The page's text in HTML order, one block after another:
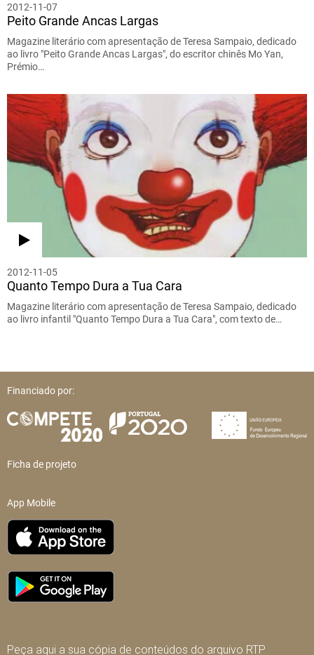
2012-11-07
Peito Grande Ancas Largas
Magazine literário com apresentação de Teresa Sampaio, dedicado
ao livro "Peito Grande Ancas Largas", do escritor chinês Mo Yan,
Prémio…
2012-11-05
Quanto Tempo Dura a Tua Cara
Magazine literário com apresentação de Teresa Sampaio, dedicado
ao livro infantil "Quanto Tempo Dura a Tua Cara", com texto de…
Financiado por:
Ficha de projeto
App Mobile
Peça aqui a sua cópia de conteúdos do arquivo RTP